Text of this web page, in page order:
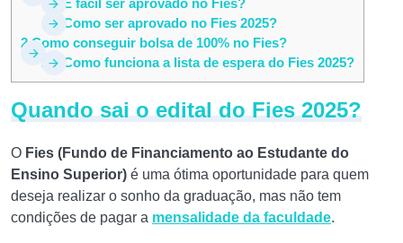
1.3 Como ser aprovado no Fies 2025?
2 Como conseguir bolsa de 100% no Fies?
2.1 Como funciona a lista de espera do Fies 2025?
Quando sai o edital do Fies 2025?
O Fies (Fundo de Financiamento ao Estudante do
Ensino Superior) é uma ótima oportunidade para quem
deseja realizar o sonho da graduação, mas não tem
condições de pagar a mensalidade da faculdade.